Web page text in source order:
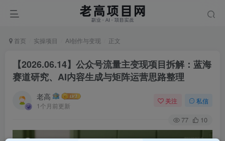
首页 实操项目 AI创作与变现 正文
【2026.06.14】公众号流量主变现项目拆解：蓝海
赛道研究、AI内容生成与矩阵运营思路整理
老高
1个月前更新
关注 私信
77 10